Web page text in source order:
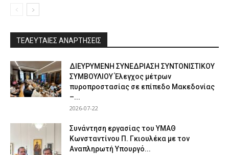
ΤΕΛΕΥΤΑΙΕΣ ΑΝΑΡΤΗΣΕΙΣ
ΔΙΕΥΡΥΜΕΝΗ ΣΥΝΕΔΡΙΑΣΗ ΣΥΝΤΟΝΙΣΤΙΚΟΥ
ΣΥΜΒΟΥΛΙΟΥ Έλεγχος μέτρων
πυροπροστασίας σε επίπεδο Μακεδονίας
–...
2026-07-22
Συνάντηση εργασίας του ΥΜΑΘ
Κωνσταντίνου Π. Γκιουλέκα με τον
Αναπληρωτή Υπουργό...